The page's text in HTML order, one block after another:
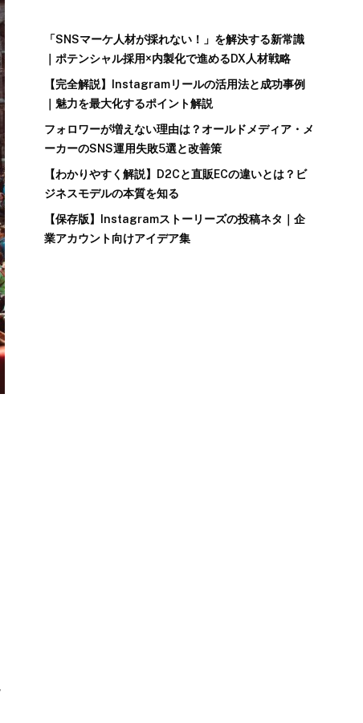
「SNSマーケ人材が採れない！」を解決する新常識
｜ポテンシャル採用×内製化で進めるDX人材戦略
【完全解説】Instagramリールの活用法と成功事例
｜魅力を最大化するポイント解説
フォロワーが増えない理由は？オールドメディア・メ
ーカーのSNS運用失敗5選と改善策
【わかりやすく解説】D2Cと直販ECの違いとは？ビ
ジネスモデルの本質を知る
【保存版】Instagramストーリーズの投稿ネタ｜企
業アカウント向けアイデア集